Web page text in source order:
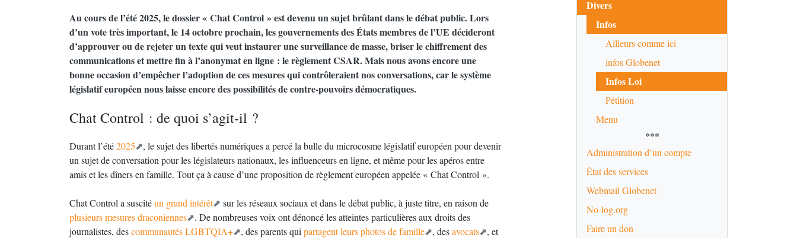
Au cours de l’été 2025, le dossier « Chat Control » est devenu un sujet brûlant dans le débat public. Lors
d’un vote très important, le 14 octobre prochain, les gouvernements des États membres de l’UE décideront
d’approuver ou de rejeter un texte qui veut instaurer une surveillance de masse, briser le chiffrement des
communications et mettre fin à l’anonymat en ligne : le règlement CSAR. Mais nous avons encore une
bonne occasion d’empêcher l’adoption de ces mesures qui contrôleraient nos conversations, car le système
législatif européen nous laisse encore des possibilités de contre-pouvoirs démocratiques.
Chat Control : de quoi s’agit-il ?
Durant l’été2025
, le sujet des libertés numériques a percé la bulle du microcosme législatif européen pour devenir
un sujet de conversation pour les législateurs nationaux, les influenceurs en ligne, et même pour les apéros entre
amis et les dîners en famille. Tout ça à cause d’une proposition de règlement européen appelée « Chat Control ».
Chat Control a suscitéun grand intérêt
sur les réseaux sociaux et dans le débat public, à juste titre, en raison de
plusieurs mesures draconiennes
. De nombreuses voix ont dénoncé les atteintes particulières aux droits des
journalistes, descommunautés LGBTQIA+ , des parents qui partagent leurs photos de famille , desavocats
, et
Divers
Infos
Ailleurs comme ici
infos Globenet
Infos Loi
Pétition
Menu
***
Administration d’un compte
État des services
Webmail Globenet
No-log.org
Faire un don